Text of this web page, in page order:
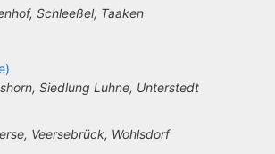
Schleeßel, Taaken
Siedlung Luhne, Unterstedt
Veersebrück, Wohlsdorf